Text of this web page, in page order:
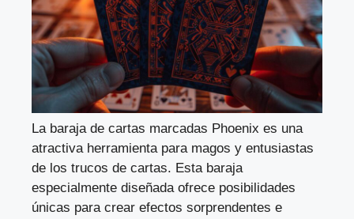
La baraja de cartas marcadas Phoenix es una
atractiva herramienta para magos y entusiastas
de los trucos de cartas. Esta baraja
especialmente diseñada ofrece posibilidades
únicas para crear efectos sorprendentes e